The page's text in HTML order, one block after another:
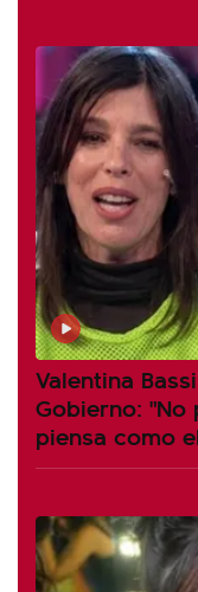
Valentina
Gobierno:
piensa como